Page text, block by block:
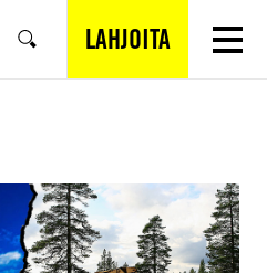
Hae LAHJOITA